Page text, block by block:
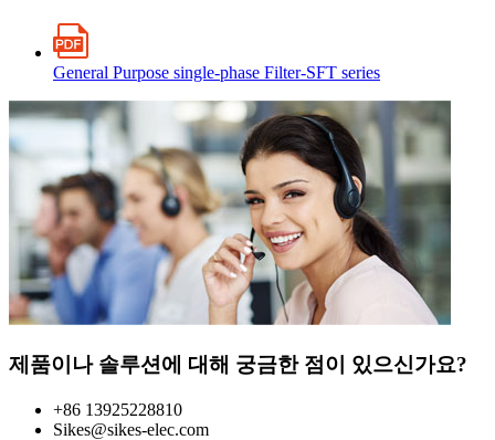
General Purpose single-phase Filter-SFT series
제품이나 솔루션에 대해 궁금한 점이 있으신가요?
+86 13925228810
Sikes@sikes-elec.com